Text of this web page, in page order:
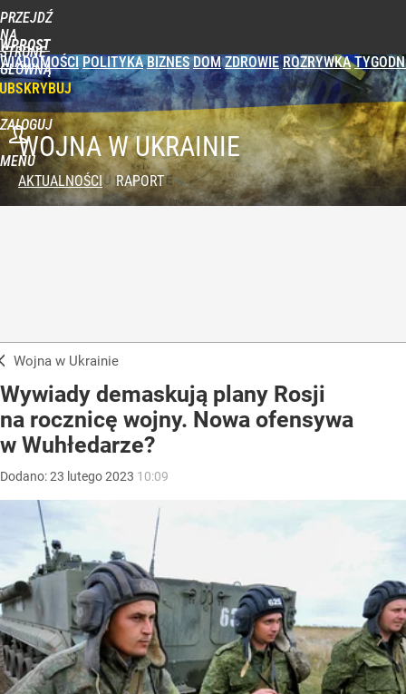
PRZEJDŹ
NA
STRONĘ
GŁÓWNĄ
WPROST
WIADOMOŚCI POLITYKA BIZNES DOM ZDROWIE ROZRYWKA
ZALOGUJ
MENUWOJNA W UKRAINIE
AKTUALNOŚCI RAPORT
Wojna w Ukrainie
Wywiady demaskują plany Rosji
na rocznicę wojny. Nowa ofensywa
w Wuhłedarze?
Dodano:23 lutego2023 10:09